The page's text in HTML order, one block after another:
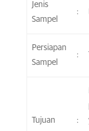
Jenis
Sampel
:
Persiapan
Sampel
:
Tujuan :